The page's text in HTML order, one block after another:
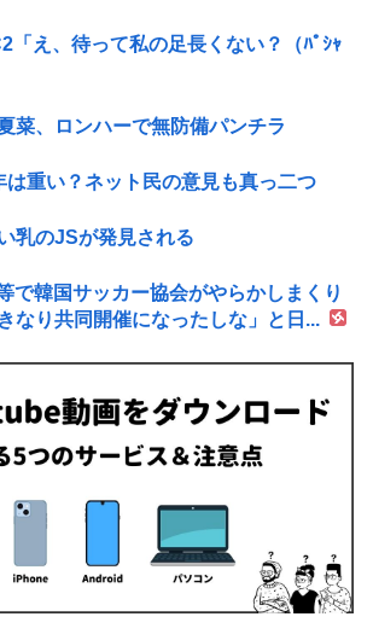
「え、待って私の足長くない？（ﾊﾟｼｬ
菜、ロンハーで無防備パンチラ
は重い？ネット民の意見も真っ二つ
乳のJSが発見される
で韓国サッカー協会がやらかしまくり
なり共同開催になったしな」と日...